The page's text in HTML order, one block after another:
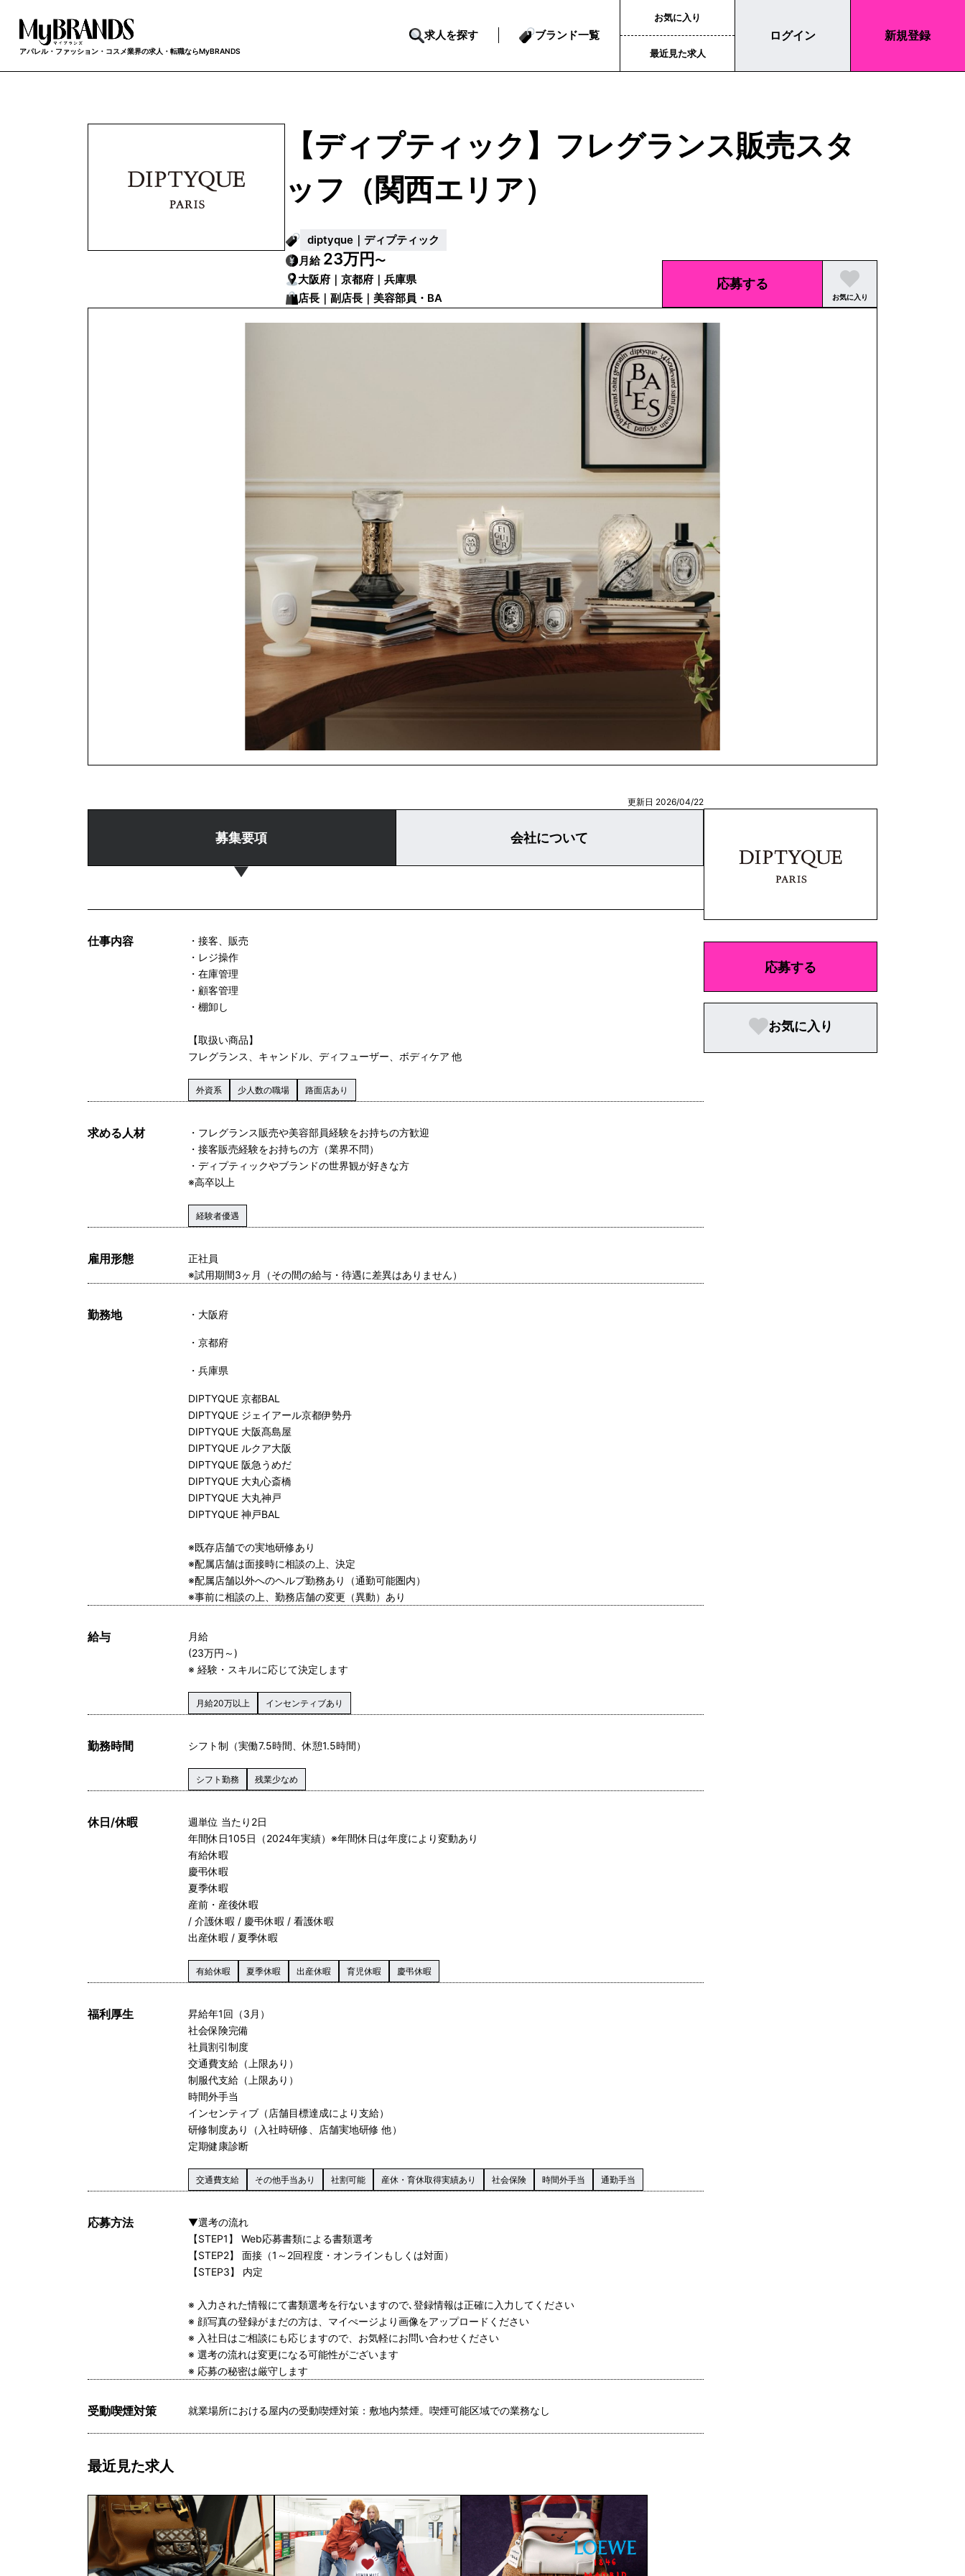
アパレル・ファッション・コスメ業界の求人・転職ならMyBRANDS
求人を探す ブランド一覧
お気に入り
最近見た求人
ログイン 新規登録
【ディプティック】フレグランス販売スタ
ッフ（関西エリア）
diptyque｜ディプティック
月給 23万円〜
大阪府｜京都府｜兵庫県
店長｜副店長｜美容部員・BA
応募する
お気に入り
更新日 2026/04/22
募集要項 会社について
仕事内容
・接客、販売
・レジ操作
・在庫管理
・顧客管理
・棚卸し
【取扱い商品】
フレグランス、キャンドル、ディフューザー、ボディケア 他
外資系 少人数の職場 路面店あり
求める人材
・フレグランス販売や美容部員経験をお持ちの方歓迎
・接客販売経験をお持ちの方（業界不問）
・ディプティックやブランドの世界観が好きな方
※高卒以上
経験者優遇
雇用形態
正社員
※試用期間3ヶ月（その間の給与・待遇に差異はありません）
勤務地 大阪府
京都府
兵庫県
DIPTYQUE 京都BAL
DIPTYQUE ジェイアール京都伊勢丹
DIPTYQUE 大阪髙島屋
DIPTYQUE ルクア大阪
DIPTYQUE 阪急うめだ
DIPTYQUE 大丸心斎橋
DIPTYQUE 大丸神戸
DIPTYQUE 神戸BAL
※既存店舗での実地研修あり
※配属店舗は面接時に相談の上、決定
※配属店舗以外へのヘルプ勤務あり（通勤可能圏内）
※事前に相談の上、勤務店舗の変更（異動）あり
給与
月給
(23万円～)
※ 経験・スキルに応じて決定します
月給20万以上 インセンティブあり
勤務時間 シフト制（実働7.5時間、休憩1.5時間）
シフト勤務 残業少なめ
休日/休暇
週単位 当たり2日
年間休日105日（2024年実績）※年間休日は年度により変動あり
有給休暇
慶弔休暇
夏季休暇
産前・産後休暇
/ 介護休暇 / 慶弔休暇 / 看護休暇
出産休暇 / 夏季休暇
有給休暇 夏季休暇 出産休暇 育児休暇 慶弔休暇
福利厚生
昇給年1回（3月）
社会保険完備
社員割引制度
交通費支給（上限あり）
制服代支給（上限あり）
時間外手当
インセンティブ（店舗目標達成により支給）
研修制度あり（入社時研修、店舗実地研修 他）
定期健康診断
交通費支給 その他手当あり 社割可能 産休・育休取得実績あり 社会保険 時間外手当 通勤手当
応募方法
▼選考の流れ
【STEP1】 Web応募書類による書類選考
【STEP2】 面接（1～2回程度・オンラインもしくは対面）
【STEP3】 内定
※ 入力された情報にて書類選考を行ないますので､登録情報は正確に入力してください
※ 顔写真の登録がまだの方は、マイぺージより画像をアップロードください
※ 入社日はご相談にも応じますので、お気軽にお問い合わせください
※ 選考の流れは変更になる可能性がございます
※ 応募の秘密は厳守します
受動喫煙対策 就業場所における屋内の受動喫煙対策：敷地内禁煙。喫煙可能区域での業務なし
最近見た求人
応募する
お気に入り